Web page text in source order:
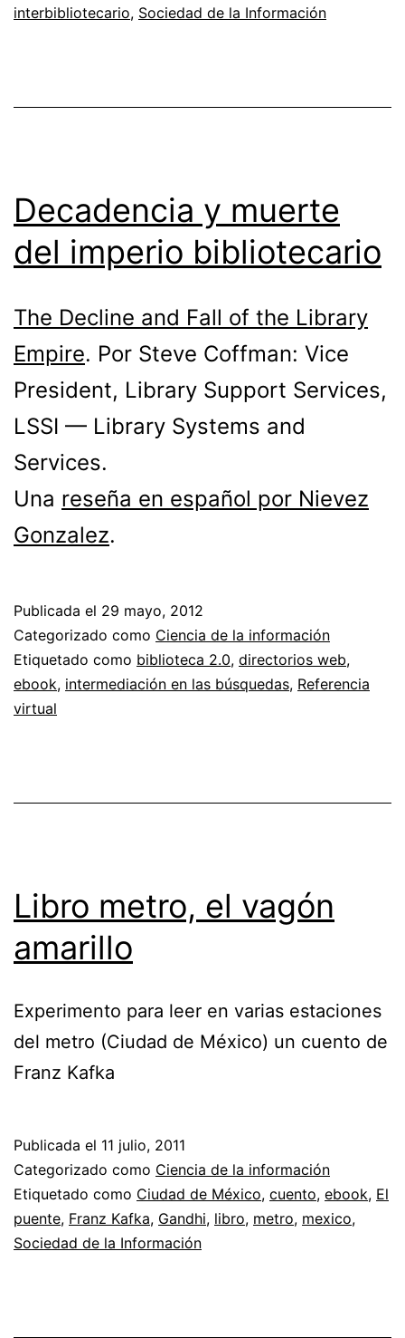
interbibliotecario, Sociedad de la Información
Decadencia y muerte
del imperio bibliotecario
The Decline and Fall of the Library
Empire. Por Steve Coffman: Vice
President, Library Support Services,
LSSI — Library Systems and
Services.
Una reseña en español por Nievez
Gonzalez.
Publicada el 29 mayo, 2012
Categorizado como Ciencia de la información
Etiquetado como biblioteca 2.0, directorios web,
ebook, intermediación en las búsquedas, Referencia
virtual
Libro metro, el vagón
amarillo
Experimento para leer en varias estaciones
del metro (Ciudad de México) un cuento de
Franz Kafka
Publicada el 11 julio, 2011
Categorizado como Ciencia de la información
Etiquetado como Ciudad de México, cuento, ebook, El
puente, Franz Kafka, Gandhi, libro, metro, mexico,
Sociedad de la Información